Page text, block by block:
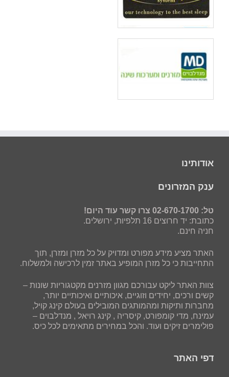
אודותינו
ענק המזרונים
טל: 02-670-1700 צרו קשר עוד היום!
כתובת: יד חרוצים 16 תלפיות, ירושלים.
חניה חינם.
האתר מציע מידע מפורט ומדויק על כל מזרן ומזרן, תוך
התחייבות כי כל מזרן המופיע באתר זמין לרכישה ולמשלוח.
צוות האתר ליקט עבורכם מגוון מזרנים מקטגוריות שונות –
קשים ורכים, יחידים וזוגיים, איכותיים ואיכותיים יותר,
מחברות ותיקות ומהמותגים המובילים בעולם קינג קויל,
עמינח, מדי קומפורט, קיסריה , קינג רויאל , מנדלבוים –
פולימרים זיקים ועוד. והכל במחירים מתאימים לכל כיס.
דפי האתר